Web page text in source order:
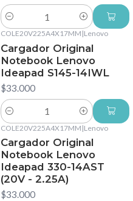
Cantidad
COLE20V225A4X17MM |Lenovo
Cargador Original
Notebook Lenovo
Ideapad S145-14IWL
$33.000
Cantidad
COLE20V225A4X17MM |Lenovo
Cargador Original
Notebook Lenovo
Ideapad 330-14AST
(20V - 2.25A)
$33.000